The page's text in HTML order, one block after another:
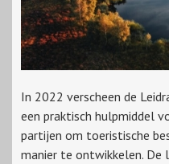
In 2022 verscheen de
een praktisch hulpmiddel
partijen om toeristische
manier te ontwikkelen. De